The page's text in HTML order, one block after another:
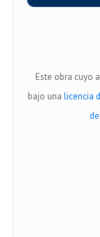
Este obra cuyo
bajo unalicencia